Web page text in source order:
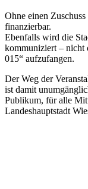
Ohne einen
finanzierbar.
Ebenfalls wird die
kommuniziert – nicht
015“ aufzufangen.
Der Weg der
ist damit
Publikum, für alle
Landeshauptstadt